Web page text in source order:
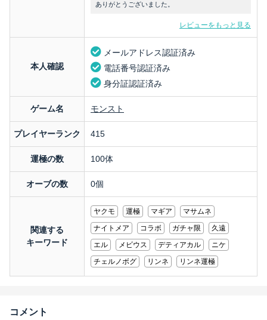
ありがとうございました。
レビューをもっと見る
本人確認
メールアドレス認証済み
電話番号認証済み
身分証認証済み
ゲーム名 モンスト
プレイヤーランク 415
運極の数 100体
オーブの数 0個
関連する
キーワード
ヤクモ 運極 マギア
マサムネ
ナイトメア
コラボ ガチャ限
久遠
エル
メビウス デティアカル
ニケ
チェルノボグ
リンネ リンネ運極
コメント